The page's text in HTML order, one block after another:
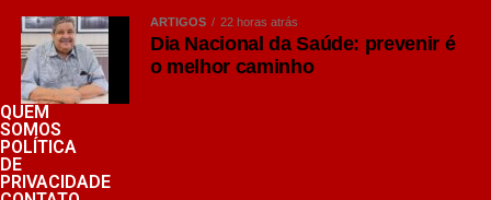
ARTIGOS 22 horas atrás
Dia Nacional da Saúde: prevenir é
o melhor caminho
QUEM
SOMOS
POLÍTICA
DE
PRIVACIDADE